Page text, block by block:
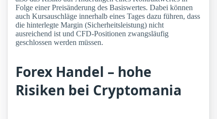
Folge einer Preisänderung des Basiswertes. Dabei können
auch Kursauschläge innerhalb eines Tages dazu führen, dass
die hinterlegte Margin (Sicherheitsleistung) nicht
ausreichend ist und CFD-Positionen zwangsläufig
geschlossen werden müssen.
Forex Handel – hohe
Risiken bei Cryptomania